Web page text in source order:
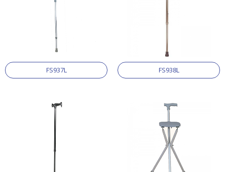
FS937L FS938L